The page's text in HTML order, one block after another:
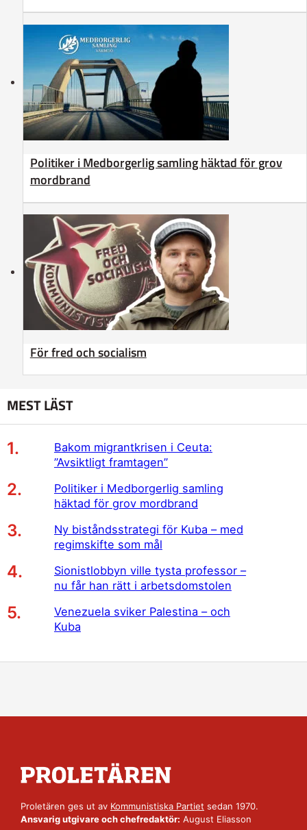
Politiker i Medborgerlig samling häktad för grov
mordbrand
För fred och socialism
MEST LÄST
Bakom migrantkrisen i Ceuta:
”Avsiktligt framtagen”
Politiker i Medborgerlig samling
häktad för grov mordbrand
Ny biståndsstrategi för Kuba – med
regimskifte som mål
Sionistlobbyn ville tysta professor –
nu får han rätt i arbetsdomstolen
Venezuela sviker Palestina – och
Kuba
Proletären ges ut av Kommunistiska Partiet sedan 1970.
Ansvarig utgivare och chefredaktör: August Eliasson